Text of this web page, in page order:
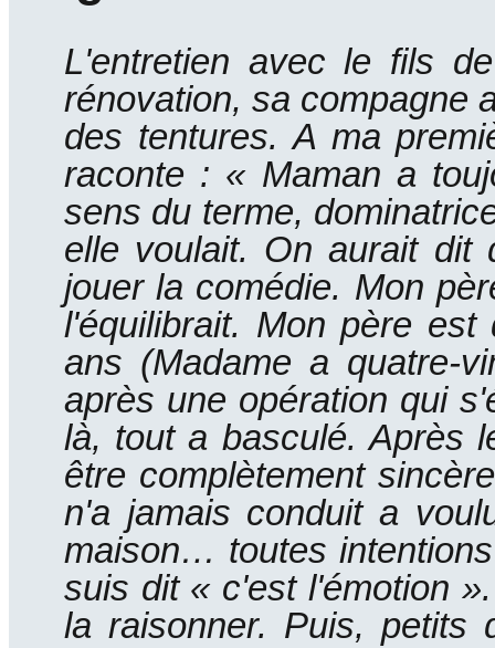
L'entretien avec le fils
rénovation, sa compagne
des tentures. A ma
raconte : « Maman a
sens du terme,
elle voulait. On aurait dit
jouer la comédie. Mon
l'équilibrait. Mon père est
ans (Madame a quatre-
après une opération qui
là, tout a basculé. Après
être complètement
n'a jamais conduit a
maison… toutes
suis dit « c'est l'émotion ».
la raisonner. Puis, petits